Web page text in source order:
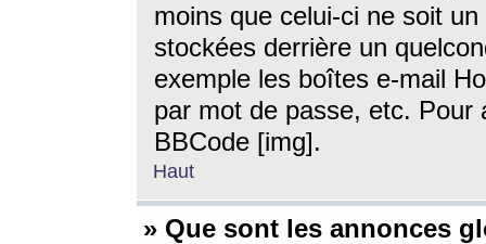
moins que celui-ci ne soit
stockées derrière un
exemple les boîtes e-mail
par mot de passe, etc. Pour
BBCode [img].
Haut
» Que sont les annonces